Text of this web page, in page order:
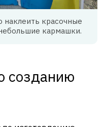
наклеить красочные
кармашки.
созданию